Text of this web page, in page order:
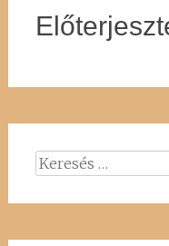
Keresés: